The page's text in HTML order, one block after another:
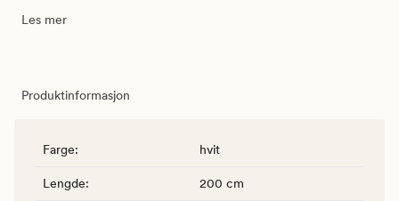
Les mer
Produktinformasjon
Farge: hvit
Lengde: 200 cm